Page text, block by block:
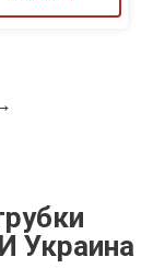
Украина